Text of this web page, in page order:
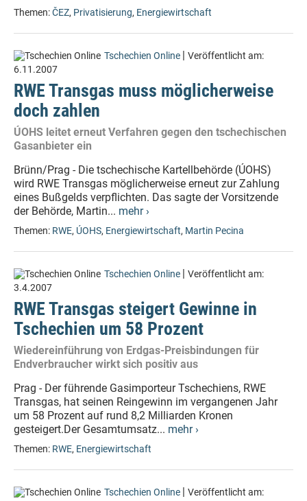
Themen:ČEZ, Privatisierung, Energiewirtschaft
Tschechien Online | Veröffentlicht am:
6.11.2007
RWE Transgas muss möglicherweise
doch zahlen
ÚOHS leitet erneut Verfahren gegen den tschechischen
Gasanbieter ein
Brünn/Prag - Die tschechische Kartellbehörde (ÚOHS)
wird RWE Transgas möglicherweise erneut zur Zahlung
eines Bußgelds verpflichten. Das sagte der Vorsitzende
der Behörde, Martin... mehr ›
Themen: RWE, ÚOHS, Energiewirtschaft, Martin Pecina
Tschechien Online | Veröffentlicht am:
3.4.2007
RWE Transgas steigert Gewinne in
Tschechien um 58 Prozent
Wiedereinführung von Erdgas-Preisbindungen für
Endverbraucher wirkt sich positiv aus
Prag - Der führende Gasimporteur Tschechiens, RWE
Transgas, hat seinen Reingewinn im vergangenen Jahr
um 58 Prozent auf rund 8,2 Milliarden Kronen
gesteigert.Der Gesamtumsatz... mehr ›
Themen: RWE, Energiewirtschaft
Tschechien Online | Veröffentlicht am: